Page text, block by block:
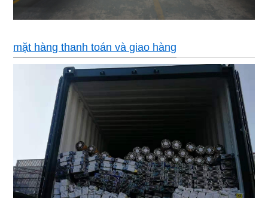
mặt hàng thanh toán và giao hàng